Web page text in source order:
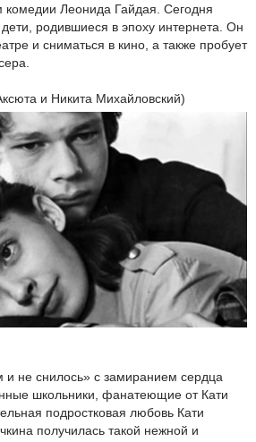
Леонида Гайдая. Сегодня
родившиеся в эпоху интернета. Он
и сниматься в кино, а также пробует
и Никита Михайловский)
не снилось» с замиранием сердца
школьники, фанатеющие от Кати
подростковая любовь Кати
получилась такой нежной и